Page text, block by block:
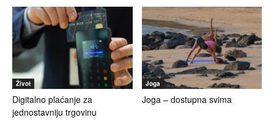
Život
Digitalno plaćanje za
jednostavniju trgovinu
Joga
Joga – dostupna svima